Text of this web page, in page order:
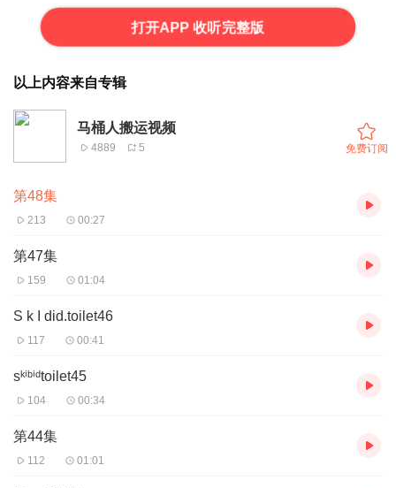
打开APP 收听完整版
以上内容来自专辑
马桶人搬运视频
4889 5 免费订阅
第48集
213 00:27
第47集
159 01:04
S k I did.toilet46
117 00:41
sᵏⁱᵇⁱᵈtoilet45
104 00:34
第44集
112 01:01